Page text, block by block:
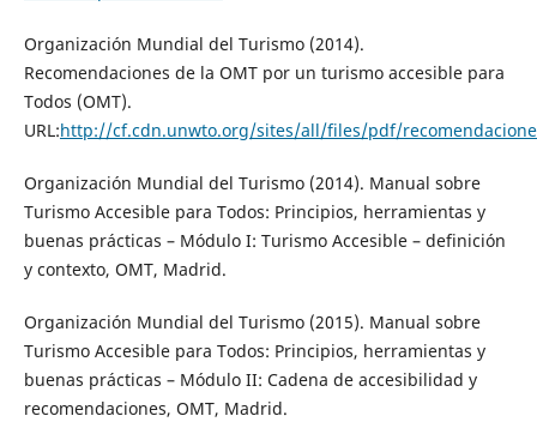
Organización Mundial del Turismo (2014).
Recomendaciones de la OMT por un turismo accesible para
Todos (OMT).
URL:http://cf.cdn.unwto.org/sites/all/files/pdf/
Organización Mundial del Turismo (2014). Manual sobre
Turismo Accesible para Todos: Principios, herramientas y
buenas prácticas – Módulo I: Turismo Accesible – definición
y contexto, OMT, Madrid.
Organización Mundial del Turismo (2015). Manual sobre
Turismo Accesible para Todos: Principios, herramientas y
buenas prácticas – Módulo II: Cadena de accesibilidad y
recomendaciones, OMT, Madrid.